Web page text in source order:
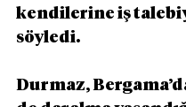
kendilerine iş
söyledi.
Durmaz,